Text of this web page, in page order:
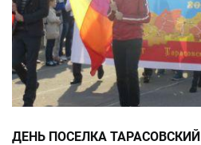
ДЕНЬ ПОСЕЛКА ТАРАСОВСКИЙ